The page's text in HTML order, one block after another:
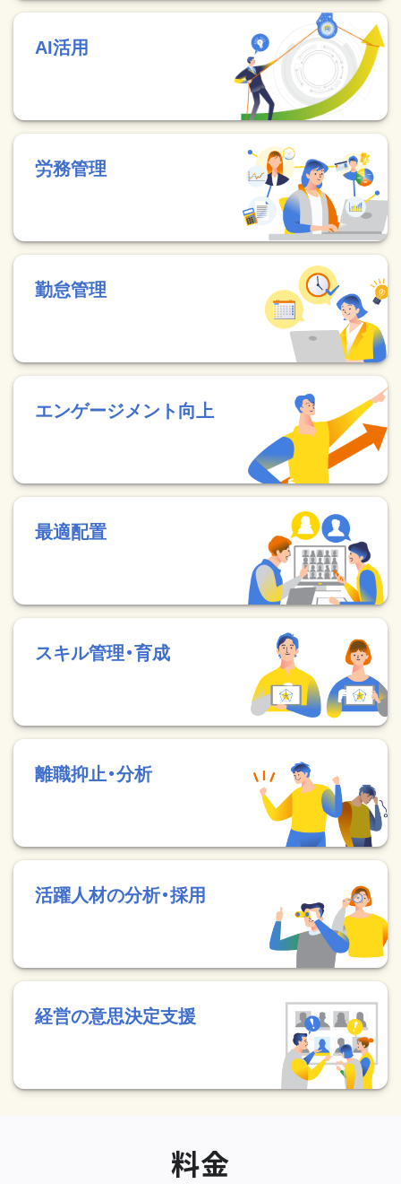
AI活用
労務管理
勤怠管理
エンゲージメント向上
最適配置
スキル管理・育成
離職抑止・分析
活躍人材の分析・採用
経営の意思決定支援
料金